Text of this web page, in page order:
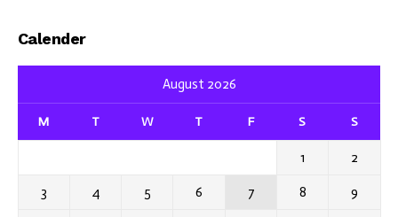
Calender
August 2026
M T W T F S S
1 2
3 4 5 6 7 8 9